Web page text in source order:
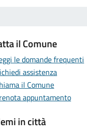
il Comune
le domande frequenti
assistenza
il Comune
appuntamento
in città